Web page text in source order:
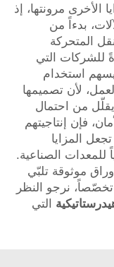
الأخرى مرونتها، إذ
بدءاً من
المتحركة
للشركات التي
استخدام
لأن تصميمها
يقلّل من احتمال
فإن إنتاجيتهم
المزايا
للمعدات الصناعية.
موثوقة تلبّي
نرجو النظر
التي